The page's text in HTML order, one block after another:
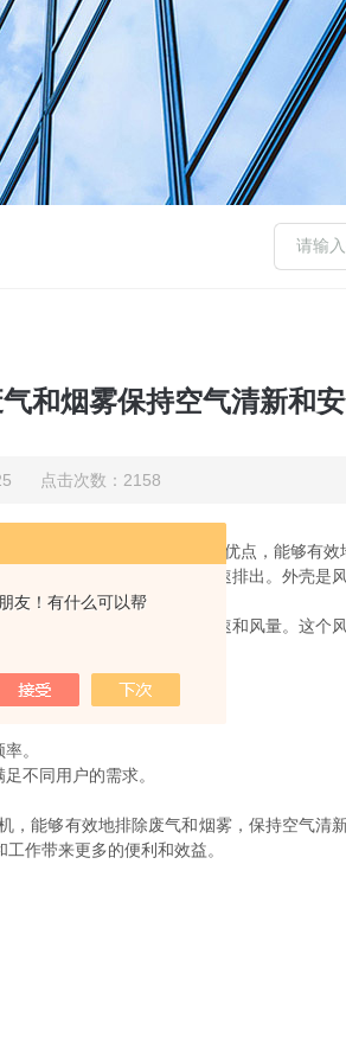
友！有什么可以帮
和烟雾保持空气清新和
点击次数：2158
单、运行可靠、噪音低等优点，能够有效
有效地将空气吸入并加速排出。外壳是
气流动，产生一定的风速和风量。这个
雾。
。
不同用户的需求。
够有效地排除废气和烟雾，保持空气清
作带来更多的便利和效益。